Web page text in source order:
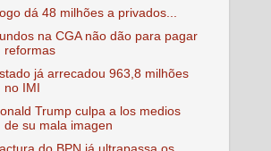
dá 48 milhões a privados...
na CGA não dão para pagar
reformas
já arrecadou 963,8 milhões
no IMI
Trump culpa a los medios
de su mala imagen